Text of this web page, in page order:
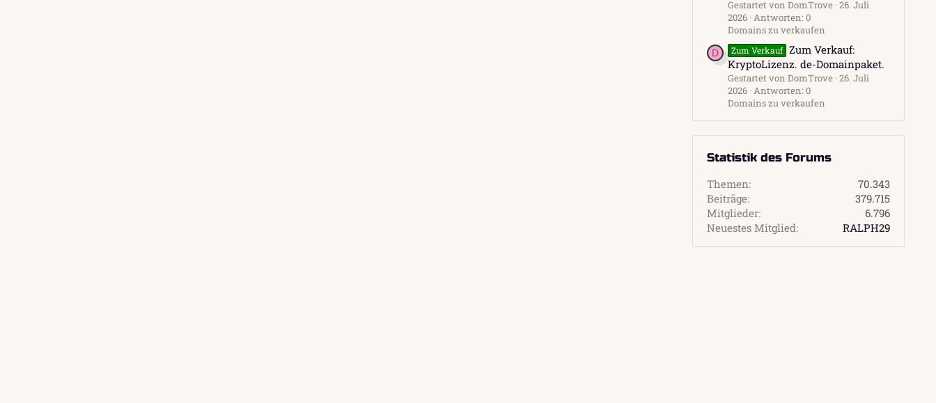
Gestartet von DomTrove 26. Juli
2026 Antworten: 0
Domains zu verkaufen
D Zum Verkauf Zum Verkauf:
KryptoLizenz. de-Domainpaket.
Gestartet von DomTrove 26. Juli
2026 Antworten: 0
Domains zu verkaufen
Statistik des Forums
Themen
70.343
Beiträge
379.715
Mitglieder
6.796
Neuestes Mitglied
RALPH29